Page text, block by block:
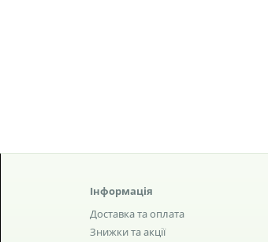
Інформація
Доставка та оплата
Знижки та акції